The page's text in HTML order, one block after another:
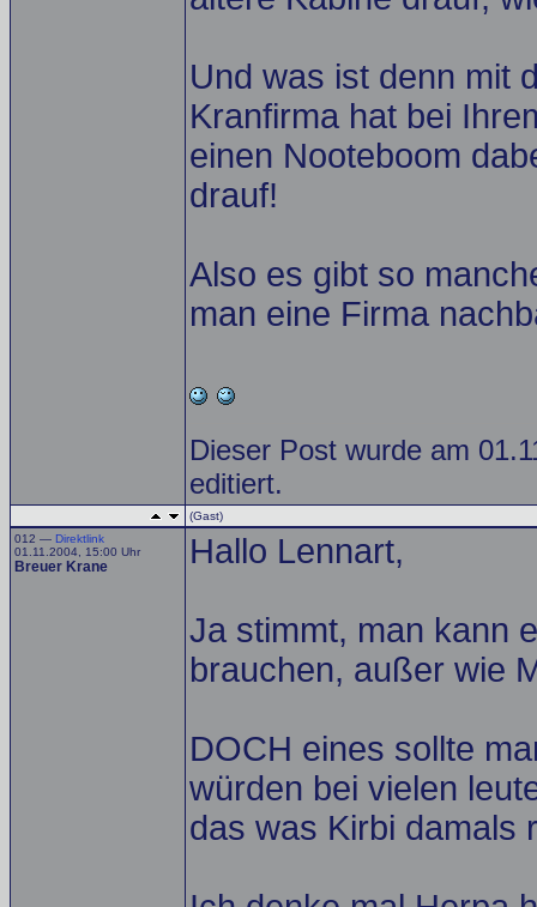
Und was ist denn mit
Kranfirma hat bei
einen Nooteboom
drauf!
Also es gibt so
man eine Firma
Dieser Post wurde am
editiert.
(Gast)
012 — Direktlink
01.11.2004, 15:00 Uhr
Breuer Krane Hallo Lennart,
Ja stimmt, man kann
brauchen, außer wie
DOCH eines sollte
würden bei vielen
das was Kirbi damals